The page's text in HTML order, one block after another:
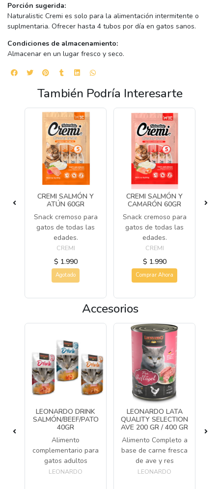
Porción sugerida:
Naturalistic Cremi es solo para la alimentación intermitente o
suplmentaria. Ofrecer hasta 4 tubos por día en gatos sanos.
Condiciones de almacenamiento:
Almacenar en un lugar fresco y seco.
También Podría Interesarte
CREMI SALMÓN Y
ATÚN 60GR
Snack cremoso para
gatos de todas las
edades.
CREMI
$ 1.990
Agotado
CREMI SALMÓN Y
CAMARÓN 60GR
Snack cremoso para
gatos de todas las
edades.
CREMI
$ 1.990
Comprar Ahora
Accesorios
LEONARDO DRINK
SALMÓN/BEEF/PATO
40GR
Alimento
complementario para
gatos adultos
LEONARDO
LEONARDO LATA
QUALITY SELECTION
AVE 200 GR / 400 GR
Alimento Completo a
base de carne fresca
de ave y res
LEONARDO